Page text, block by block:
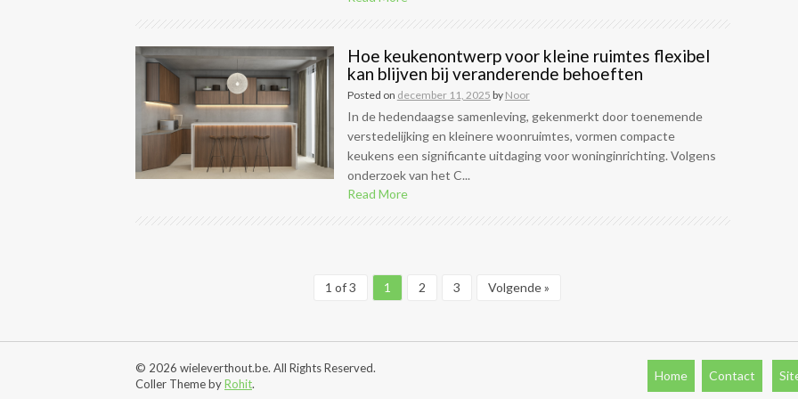
Hoe keukenontwerp voor kleine ruimtes flexibel
kan blijven bij veranderende behoeften
Posted on december 11, 2025 by Noor
In de hedendaagse samenleving, gekenmerkt door toenemende
verstedelijking en kleinere woonruimtes, vormen compacte
keukens een significante uitdaging voor woninginrichting. Volgens
onderzoek van het C...
Read More
1 of 3 1 2 3 Volgende »
© 2026 wieleverthout.be. All Rights Reserved.
Coller Theme byRohit.
Home Contact